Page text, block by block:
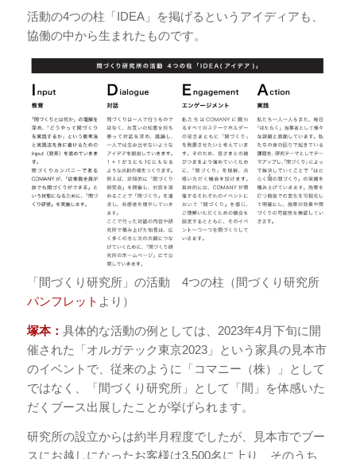
活動の4つの柱「IDEA」を掲げるというアイディアも、
協働の中から生まれたものです。
「間づくり研究所」の活動 4つの柱（間づくり研究所
パンフレット より）
塚本： 具体的な活動の例としては、2023年4月下旬に開
催された「オルガテック東京2023」という家具の見本市
のイベントで、従来のように「コマニー（株）」として
ではなく、「間づくり研究所」として「間」を体感いた
だくブース出展したことが挙げられます。
研究所の設立からは約半月程度でしたが、見本市でブー
スにお越しになったお客様は3,500名に上り、そのうち